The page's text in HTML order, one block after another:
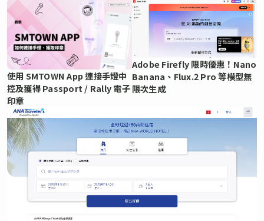
使用 SMTOWN App 連接手燈中
控及獲得 Passport / Rally 電子
印章
Adobe Firefly 限時優惠！Nano
Banana、Flux.2 Pro 等模型無
限次生成